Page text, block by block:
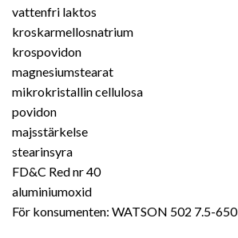
vattenfri laktos
kroskarmellosnatrium
krospovidon
magnesiumstearat
mikrokristallin cellulosa
povidon
majsstärkelse
stearinsyra
FD&C Red nr 40
aluminiumoxid
För konsumenten: WATSON 502 7.5-650